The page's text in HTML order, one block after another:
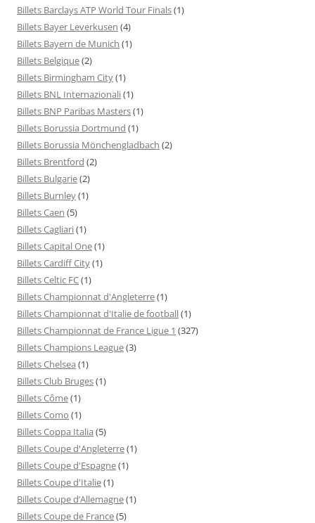
Billets Barclays ATP World Tour Finals(1)
Billets Bayer Leverkusen (4)
Billets Bayern de Munich (1)
Billets Belgique(2)
Billets Birmingham City(1)
Billets BNL Internazionali(1)
Billets BNP Paribas Masters(1)
Billets Borussia Dortmund (1)
Billets Borussia Mönchengladbach (2)
Billets Brentford (2)
Billets Bulgarie(2)
Billets Burnley(1)
Billets Caen (5)
Billets Cagliari(1)
Billets Capital One(1)
Billets Cardiff City(1)
Billets Celtic FC(1)
Billets Championnat d'Angleterre(1)
Billets Championnat d'Italie de football(1)
Billets Championnat de France Ligue 1 (327)
Billets Champions League(3)
Billets Chelsea (1)
Billets Club Bruges(1)
Billets Côme(1)
Billets Como (1)
Billets Coppa Italia (5)
Billets Coupe d'Angleterre(1)
Billets Coupe d'Espagne(1)
Billets Coupe d'Italie(1)
Billets Coupe d’Allemagne(1)
Billets Coupe de France(5)